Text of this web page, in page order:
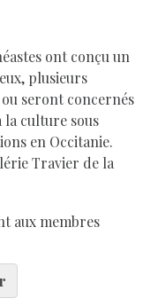
ont conçu un
plusieurs
seront concernés
la culture sous
en Occitanie.
Travier de la
aux membres